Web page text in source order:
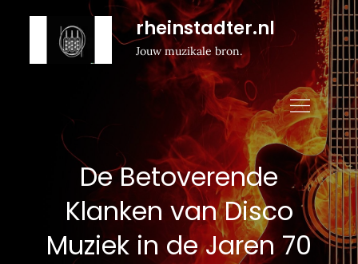
rheinstadter.nl
Jouw muzikale bron.
De Betoverende
Klanken van Disco
Muziek in de Jaren 70